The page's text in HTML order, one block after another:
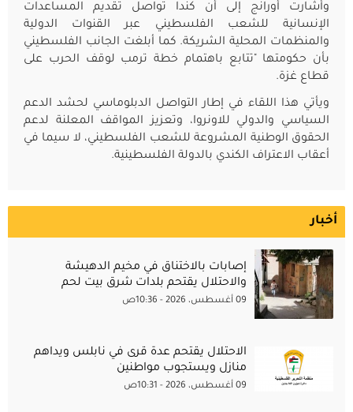
وأشارت أورانج إلى أن كندا تواصل تقديم المساعدات
الإنسانية للشعب الفلسطيني عبر القنوات الدولية
والمنظمات المحلية الشريكة. كما أبلغت الجانب الفلسطيني
بأن حكومتها "تتابع باهتمام خطة ترمب لوقف الحرب على
قطاع غزة.
ويأتي هذا اللقاء في إطار التواصل الدبلوماسي لحشد الدعم
السياسي والدولي للاونروا، وتعزيز المواقف المعلنة لدعم
الحقوق الوطنية المشروعة للشعب الفلسطيني، لا سيما في
أعقاب الاعتراف الكندي بالدولة الفلسطينية.
أخبار
إصابات بالاختناق في مخيم الدهيشة
والاحتلال يقتحم بلدات شرق بيت لحم
09 أغسطس، 2026 - 10:36ص
الاحتلال يقتحم عدة قرى في نابلس ويداهم
منازل ويستجوب مواطنين
09 أغسطس، 2026 - 10:31ص